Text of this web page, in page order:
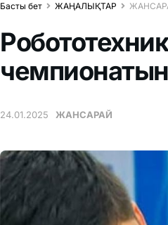
Басты бет ЖАҢАЛЫҚТАР
чемпионатына
24.01.2025 ЖАНСАРАЙ